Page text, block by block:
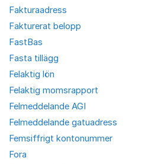
Fakturaadress
Fakturerat belopp
FastBas
Fasta tillägg
Felaktig lön
Felaktig momsrapport
Felmeddelande AGI
Felmeddelande gatuadress
Femsiffrigt kontonummer
Fora